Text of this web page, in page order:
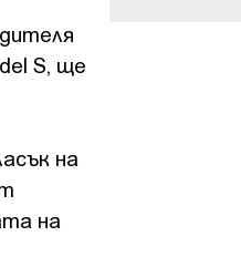
S, ще
на
на